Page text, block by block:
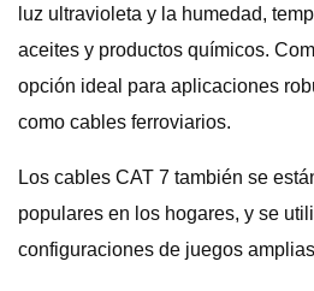
luz ultravioleta y la humedad,
aceites y productos químicos.
opción ideal para aplicaciones
como cables ferroviarios.
Los cables CAT 7 también se
populares en los hogares, y se
configuraciones de juegos